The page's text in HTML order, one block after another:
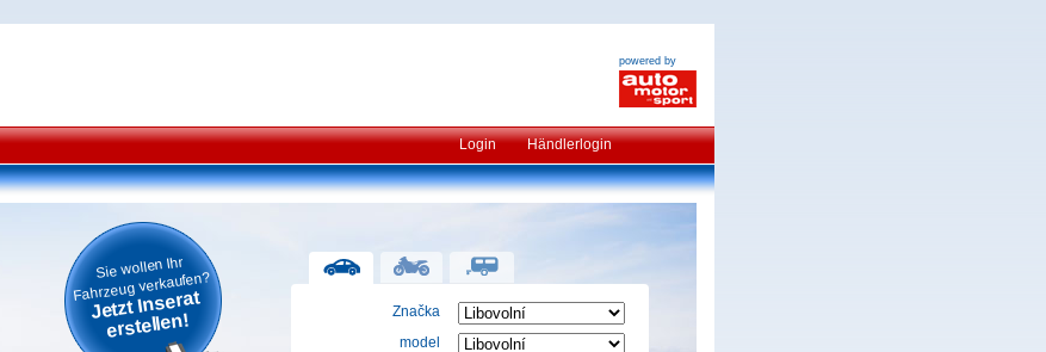
powered by
Login Händlerlogin
Sie wollen Ihr
Fahrzeug verkaufen?
Jetzt Inserat
erstellen!
Značka
model